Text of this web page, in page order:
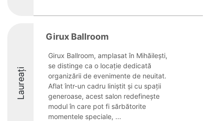
Laureați
Girux Ballroom
Girux Ballroom, amplasat în Mihăilești,
se distinge ca o locație dedicată
organizării de evenimente de neuitat.
Aflat într-un cadru liniștit și cu spații
generoase, acest salon redefinește
modul în care pot fi sărbătorite
momentele speciale, ...